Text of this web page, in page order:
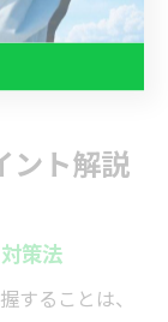
備が、長期的
ント解説
策法
することは、